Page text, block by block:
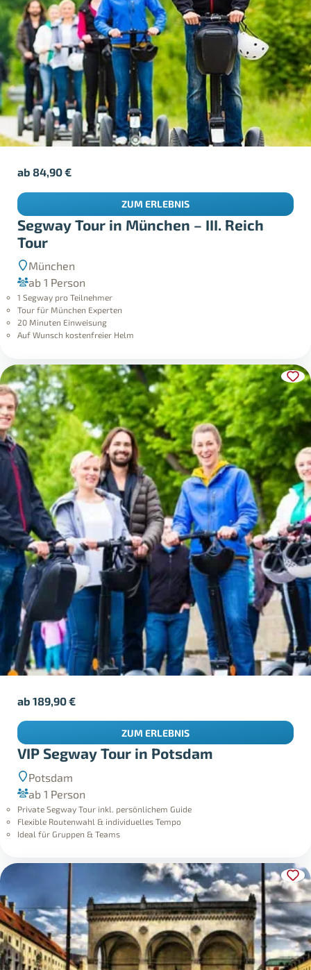
Segway Tour in München – III. Reich
Tour
München
ab 1 Person
1 Segway pro Teilnehmer
Tour für München Experten
20 Minuten Einweisung
Auf Wunsch kostenfreier Helm
ab84,90€
ZUM ERLEBNIS
VIP Segway Tour in Potsdam
Potsdam
ab 1 Person
Private Segway Tour inkl. persönlichem Guide
Flexible Routenwahl & individuelles Tempo
Ideal für Gruppen & Teams
ab189,90€
ZUM ERLEBNIS